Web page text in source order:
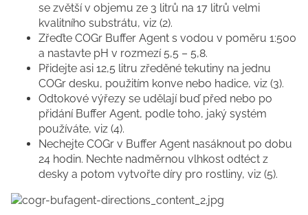
se zvětší v objemu ze 3 litrů na 17 litrů velmi
kvalitního substrátu, viz (2).
Zřeďte COGr Buffer Agent s vodou v poměru 1:500
a nastavte pH v rozmezí 5,5 – 5,8.
Přidejte asi 12,5 litru zředěné tekutiny na jednu
COGr desku, použitím konve nebo hadice, viz (3).
Odtokové výřezy se udělají buď před nebo po
přidání Buffer Agent, podle toho, jaký systém
používáte, viz (4).
Nechejte COGr v Buffer Agent nasáknout po dobu
24 hodin. Nechte nadměrnou vlhkost odtéct z
desky a potom vytvořte díry pro rostliny, viz (5).